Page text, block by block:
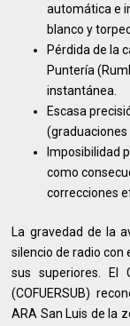
automática e
blanco y
Pérdida de la
Puntería
instantánea.
Escasa
(graduaciones
Imposibilidad
como
correcciones
La gravedad de la
silencio de radio
sus superiores. El
(COFUERSUB)
ARA San Luis de la